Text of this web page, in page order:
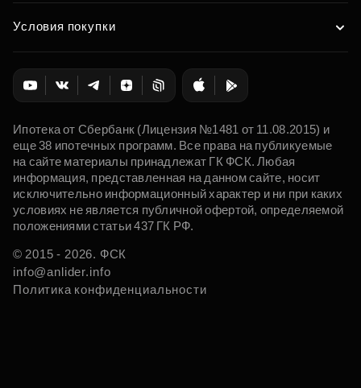
Условия покупки
Ипотека от Сбербанк (Лицензия №1481 от 11.08.2015) и
еще 38 ипотечных программ. Все права на публикуемые
на сайте материалы принадлежат ГК ФСК. Любая
информация, представленная на данном сайте, носит
исключительно информационный характер и ни при каких
условиях не является публичной офертой, определяемой
положениями статьи 437 ГК РФ.
© 2015 - 2026. ФСК
info@anlider.info
Политика конфиденциальности